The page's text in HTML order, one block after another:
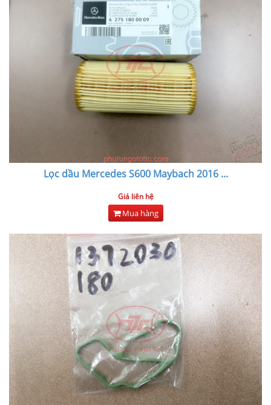
Lọc dầu Mercedes S600 Maybach 2016 ...
Giá liên hệ
Mua hàng